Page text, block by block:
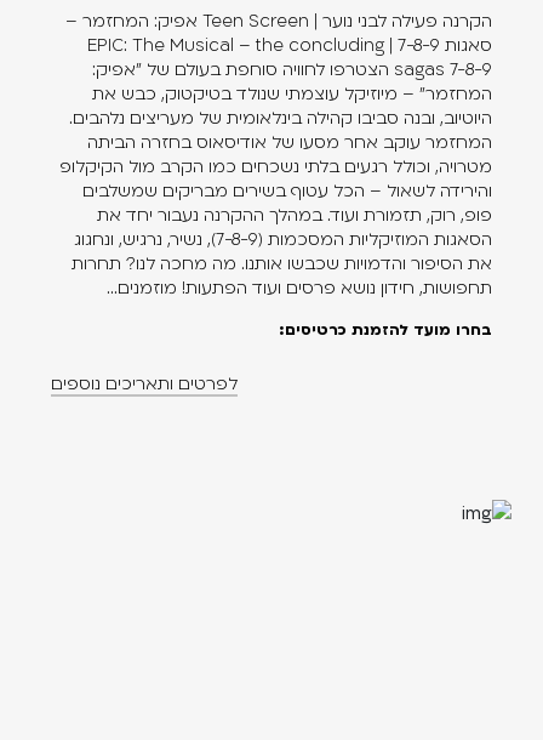
בייקר האגדי, אחד מגיבורי סרטי הפסטיבל השנה. הוא שר בו על
התחושה ברגע בו "אנחנו כמעט עושים את הדברים שנהגנו לעשות",
משהו שאפשר להתחבר אליו בישראל 2025. מתוך הכמעט עולה
ודאות. כי ככה זה כשמחברים טקסט למוזיקה. אז דמיינו מה קורה
כשמוסיפים לשניים גם תמונה.
מחכים לראותכם.
ניהול אמנותי: דנה קסלר וישיב כהן
הקרנה פעילה לבני נוער | Teen Screen אפיק: המחזמר –
סאגות 7-8-9 | EPIC: The Musical – the concluding
sagas 7-8-9 הצטרפו לחוויה סוחפת בעולם של "אפיק:
המחזמר" – מיוזיקל עוצמתי שנולד בטיקטוק, כבש את
היוטיוב, ובנה סביבו קהילה בינלאומית של מעריצים נלהבים.
המחזמר עוקב אחר מסעו של אודיסאוס בחזרה הביתה
מטרויה, וכולל רגעים בלתי נשכחים כמו הקרב מול הקיקלופ
והירידה לשאול – הכל עטוף בשירים מבריקים שמשלבים
פופ, רוק, תזמורת ועוד. במהלך ההקרנה נעבור יחד את
הסאגות המוזיקליות המסכמות (7-8-9), נשיר, נרגיש, ונחגוג
את הסיפור והדמויות שכבשו אותנו. מה מחכה לנו? תחרות
תחפושות, חידון נושא פרסים ועוד הפתעות! מוזמנים...
בחרו מועד להזמנת כרטיסים:
לפרטים ותאריכים נוספים